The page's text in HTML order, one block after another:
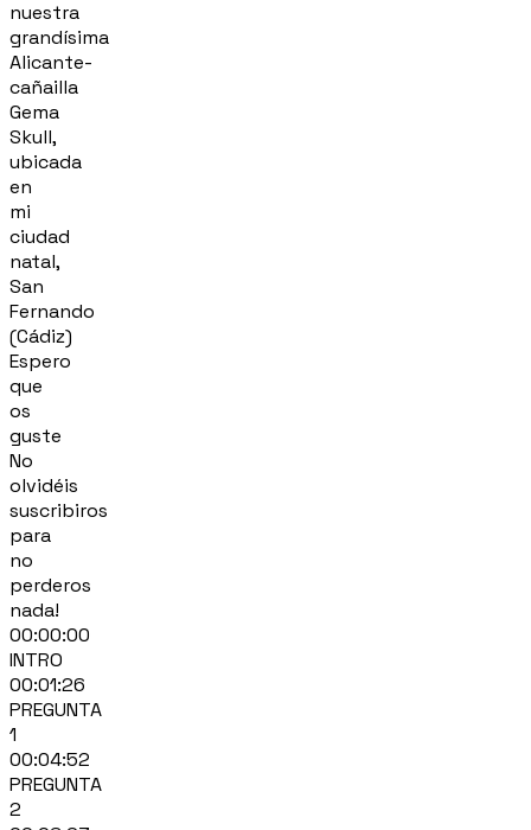
nuestra
grandísima
Alicante-
cañailla
Gema
Skull,
ubicada
en
mi
ciudad
natal,
San
Fernando
(Cádiz)
Espero
que
os
guste
No
olvidéis
suscribiros
para
no
perderos
nada!
00:00:00
INTRO
00:01:26
PREGUNTA
1
00:04:52
PREGUNTA
2